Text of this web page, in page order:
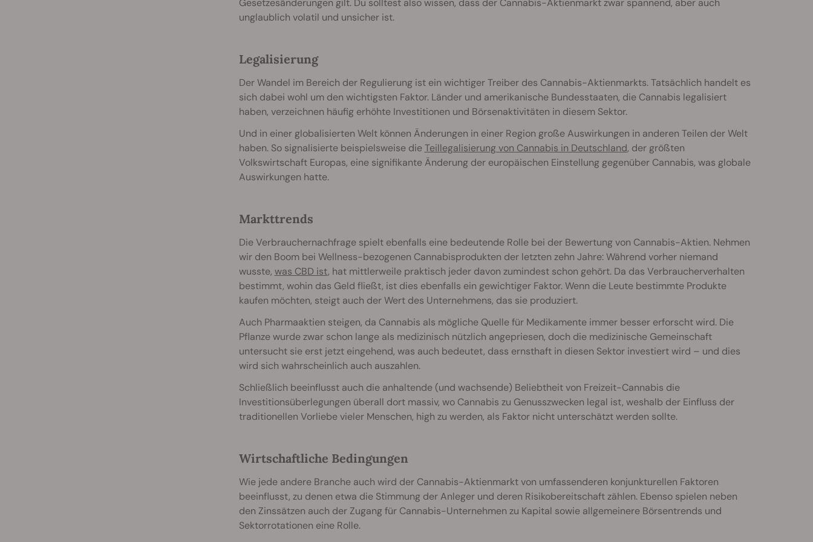
Gesetzesänderungen gilt. Du solltest also wissen, dass der Cannabis-Aktienmarkt zwar spannend, aber auch
unglaublich volatil und unsicher ist.
Legalisierung
Der Wandel im Bereich der Regulierung ist ein wichtiger Treiber des Cannabis-Aktienmarkts. Tatsächlich handelt es
sich dabei wohl um den wichtigsten Faktor. Länder und amerikanische Bundesstaaten, die Cannabis legalisiert
haben, verzeichnen häufig erhöhte Investitionen und Börsenaktivitäten in diesem Sektor.
Und in einer globalisierten Welt können Änderungen in einer Region große Auswirkungen in anderen Teilen der Welt
haben. So signalisierte beispielsweise dieTeillegalisierung von Cannabis in Deutschland, der größten
Volkswirtschaft Europas, eine signifikante Änderung der europäischen Einstellung gegenüber Cannabis, was globale
Auswirkungen hatte.
Markttrends
Die Verbrauchernachfrage spielt ebenfalls eine bedeutende Rolle bei der Bewertung von Cannabis-Aktien. Nehmen
wir den Boom bei Wellness-bezogenen Cannabisprodukten der letzten zehn Jahre: Während vorher niemand
wusste, was CBD ist, hat mittlerweile praktisch jeder davon zumindest schon gehört. Da das Verbraucherverhalten
bestimmt, wohin das Geld fließt, ist dies ebenfalls ein gewichtiger Faktor. Wenn die Leute bestimmte Produkte
kaufen möchten, steigt auch der Wert des Unternehmens, das sie produziert.
Auch Pharmaaktien steigen, da Cannabis als mögliche Quelle für Medikamente immer besser erforscht wird. Die
Pflanze wurde zwar schon lange als medizinisch nützlich angepriesen, doch die medizinische Gemeinschaft
untersucht sie erst jetzt eingehend, was auch bedeutet, dass ernsthaft in diesen Sektor investiert wird – und dies
wird sich wahrscheinlich auch auszahlen.
Schließlich beeinflusst auch die anhaltende (und wachsende) Beliebtheit von Freizeit-Cannabis die
Investitionsüberlegungen überall dort massiv, wo Cannabis zu Genusszwecken legal ist, weshalb der Einfluss der
traditionellen Vorliebe vieler Menschen, high zu werden, als Faktor nicht unterschätzt werden sollte.
Wirtschaftliche Bedingungen
Wie jede andere Branche auch wird der Cannabis-Aktienmarkt von umfassenderen konjunkturellen Faktoren
beeinflusst, zu denen etwa die Stimmung der Anleger und deren Risikobereitschaft zählen. Ebenso spielen neben
den Zinssätzen auch der Zugang für Cannabis-Unternehmen zu Kapital sowie allgemeinere Börsentrends und
Sektorrotationen eine Rolle.